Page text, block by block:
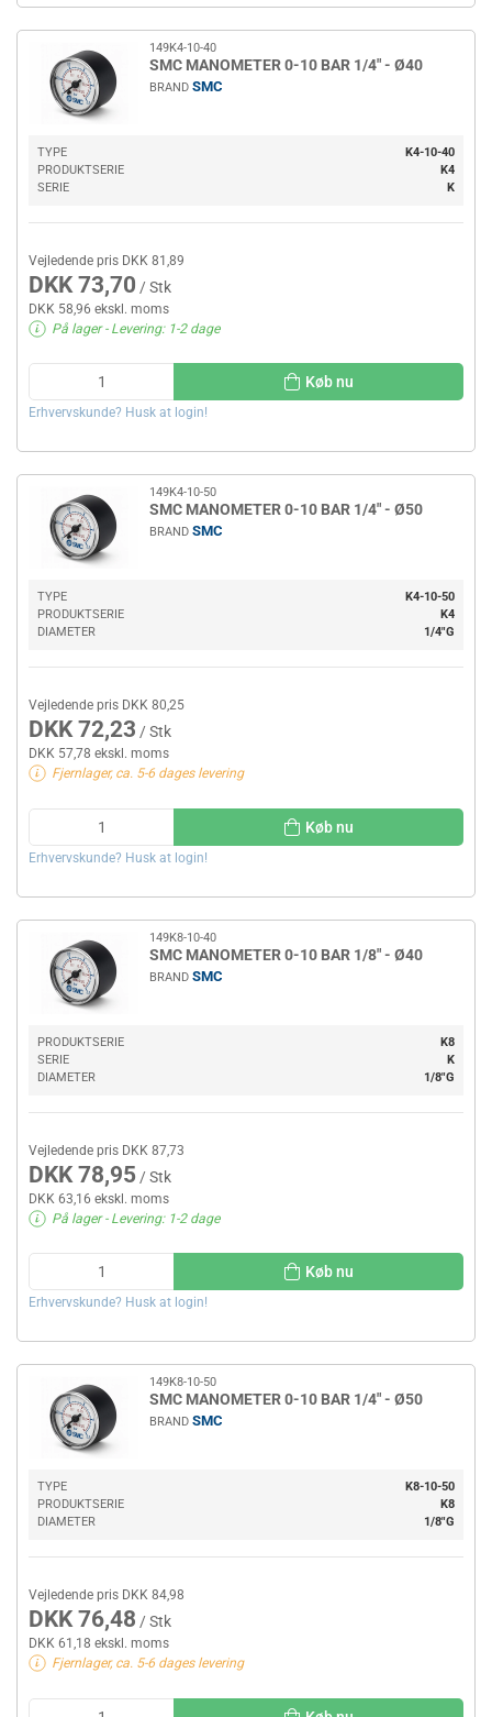
149K4-10-40
SMC MANOMETER 0-10 BAR 1/4" - Ø40
BRAND SMC
TYPE
K4-10-40
PRODUKTSERIE
K4
SERIE
K
Vejledende pris DKK 81,89
DKK 73,70 / Stk
DKK 58,96 ekskl. moms
På lager- Levering: 1-2 dage
Køb nu
Erhvervskunde? Husk at login!
149K4-10-50
SMC MANOMETER 0-10 BAR 1/4" - Ø50
BRAND SMC
TYPE
K4-10-50
PRODUKTSERIE
K4
DIAMETER
1/4"G
Vejledende pris DKK 80,25
DKK 72,23 / Stk
DKK 57,78 ekskl. moms
Fjernlager, ca. 5-6 dages levering
Køb nu
Erhvervskunde? Husk at login!
149K8-10-40
SMC MANOMETER 0-10 BAR 1/8" - Ø40
BRAND SMC
PRODUKTSERIE
K8
SERIE
K
DIAMETER
1/8"G
Vejledende pris DKK 87,73
DKK 78,95 / Stk
DKK 63,16 ekskl. moms
På lager- Levering: 1-2 dage
Køb nu
Erhvervskunde? Husk at login!
149K8-10-50
SMC MANOMETER 0-10 BAR 1/4" - Ø50
BRAND SMC
TYPE
K8-10-50
PRODUKTSERIE
K8
DIAMETER
1/8"G
Vejledende pris DKK 84,98
DKK 76,48 / Stk
DKK 61,18 ekskl. moms
Fjernlager, ca. 5-6 dages levering